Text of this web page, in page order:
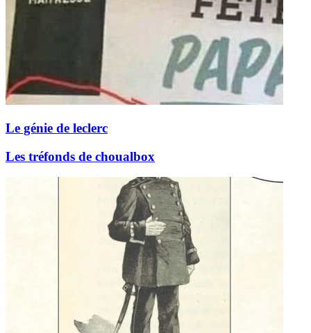
Le génie de leclerc
Les tréfonds de choualbox